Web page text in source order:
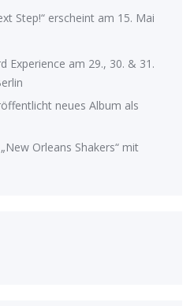
Step!“ erscheint am 15. Mai
Experience am 29., 30. & 31.
neues Album als
Orleans Shakers“ mit